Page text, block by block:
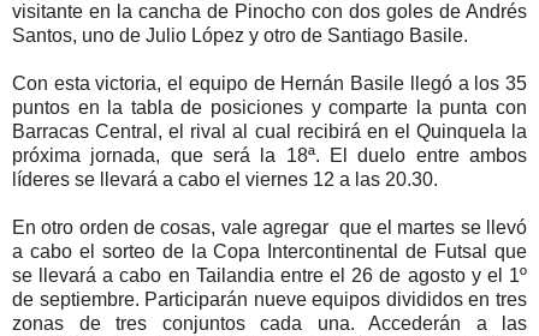
visitante en la cancha de Pinocho con dos goles de Andrés
Santos, uno de Julio López y otro de Santiago Basile.
Con esta victoria, el equipo de Hernán Basile llegó a los 35
puntos en la tabla de posiciones y comparte la punta con
Barracas Central, el rival al cual recibirá en el Quinquela la
próxima jornada, que será la 18ª. El duelo entre ambos
líderes se llevará a cabo el viernes 12 a las 20.30.
En otro orden de cosas, vale agregar que el martes se llevó
a cabo el sorteo de la Copa Intercontinental de Futsal que
se llevará a cabo en Tailandia entre el 26 de agosto y el 1º
de septiembre. Participarán nueve equipos divididos en tres
zonas de tres conjuntos cada una. Accederán a las